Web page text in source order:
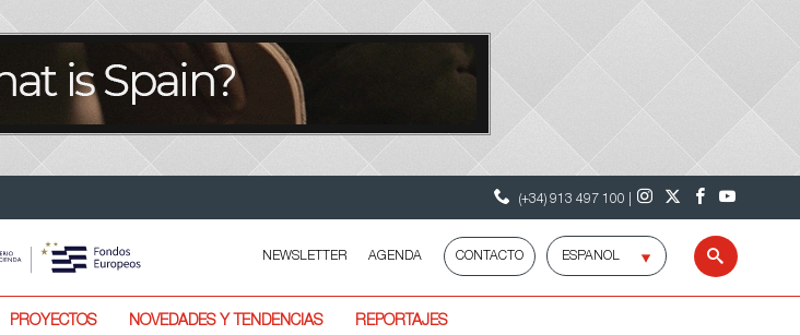
(+34) 913 497 100 |
NEWSLETTER AGENDA CONTACTO
Selecciona
idioma
Buscar
PROYECTOS NOVEDADES Y TENDENCIAS REPORTAJES